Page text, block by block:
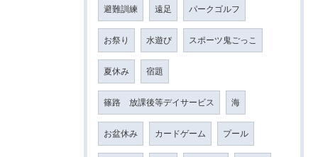
避難訓練 遠足 パークゴルフ
お祭り 水遊び スポーツ鬼ごっこ
夏休み 宿題
篠路 放課後等デイサービス 海
お盆休み カードゲーム プール